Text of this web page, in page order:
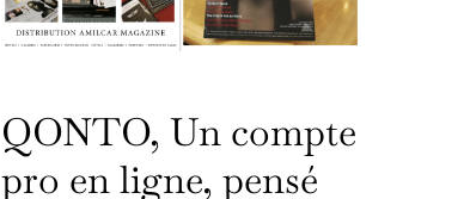
QONTO, Un compte
pro en ligne, pensé